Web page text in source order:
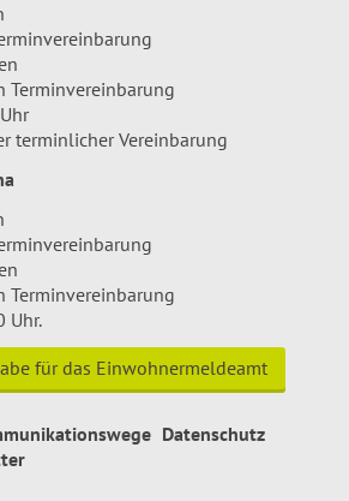
Terminvereinbarung
terminlicher Vereinbarung
Terminvereinbarung
Uhr.
für das Einwohnermeldeamt
Datenschutz